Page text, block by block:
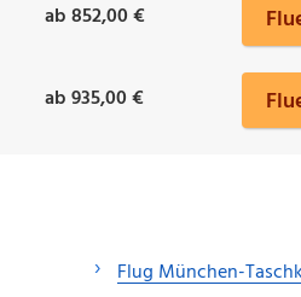
ab 852,00 €
ab 935,00 €
Flug München-